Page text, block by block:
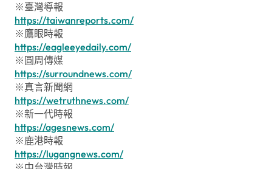
※臺灣導報
https://taiwanreports.com/
※鷹眼時報
https://eagleeyedaily.com/
※圓周傳媒
https://surroundnews.com/
※真言新聞網
https://wetruthnews.com/
※新一代時報
https://agesnews.com/
※鹿港時報
https://lugangnews.com/